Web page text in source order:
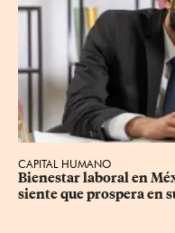
CAPITAL HUMANO
Bienestar laboral en
siente que prospera en